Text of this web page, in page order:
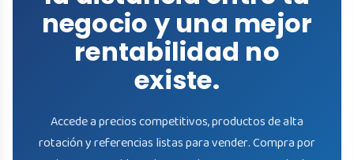
negocio y una mejor
rentabilidad no
existe.
Accede a precios competitivos, productos de alta
rotación y referencias listas para vender. Compra por